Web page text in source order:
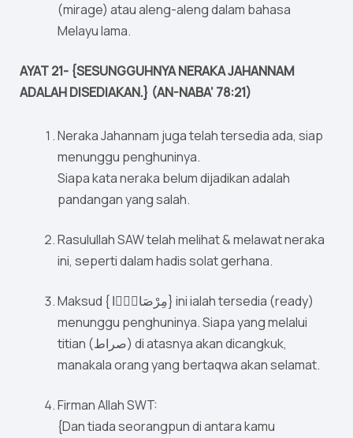
(mirage) atau aleng-aleng dalam bahasa
Melayu lama.
AYAT 21- {SESUNGGUHNYA NERAKA JAHANNAM
ADALAH DISEDIAKAN.} (AN-NABA’ 78:21)
Neraka Jahannam juga telah tersedia ada, siap
menunggu penghuninya.
Siapa kata neraka belum dijadikan adalah
pandangan yang salah.
Rasulullah SAW telah melihat & melawat neraka
ini, seperti dalam hadis solat gerhana.
Maksud { مِرْصَادًۭا} ini ialah tersedia (ready)
menunggu penghuninya. Siapa yang melalui
titian (صراط) di atasnya akan dicangkuk,
manakala orang yang bertaqwa akan selamat.
Firman Allah SWT:
{Dan tiada seorangpun di antara kamu